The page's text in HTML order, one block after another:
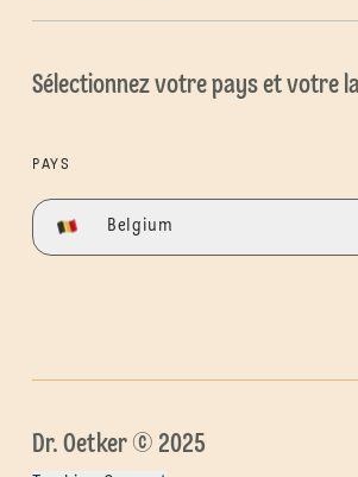
Sélectionnez votre pays et votre
PAYS
Belgium
Dr. Oetker © 2025